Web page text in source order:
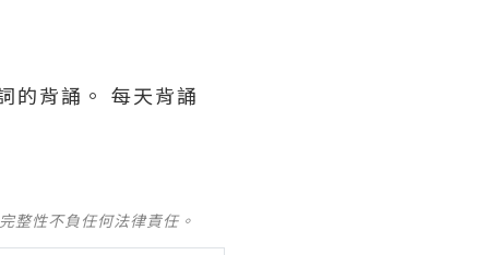
的背誦。 每天背誦
整性不負任何法律責任。